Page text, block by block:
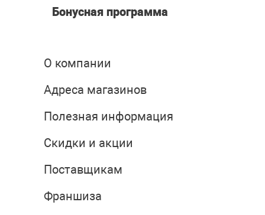
Бонусная программа
О компании
Адреса магазинов
Полезная информация
Скидки и акции
Поставщикам
Франшиза